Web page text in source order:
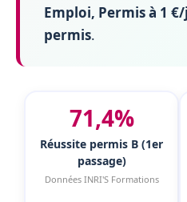
Emploi, Permis à 1
permis.
71,4%
Réussite permis B (1er
passage)
Données INRI'S Formations